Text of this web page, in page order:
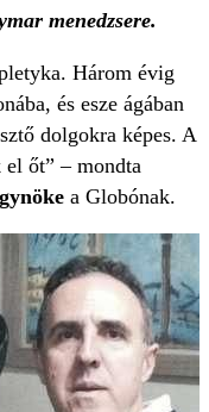
menedzsere.
Három évig
és esze ágában
dolgokra képes. A
el őt” – mondta
a Globónak.